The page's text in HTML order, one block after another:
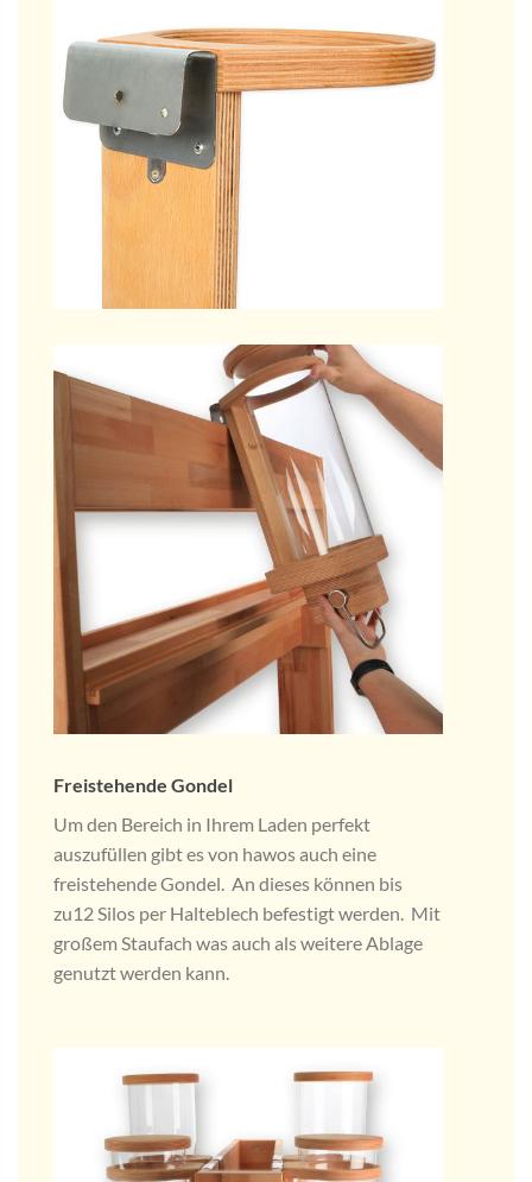
Freistehende Gondel
Um den Bereich in Ihrem Laden perfekt
auszufüllen gibt es von hawos auch eine
freistehende Gondel. An dieses können bis
zu12 Silos per Halteblech befestigt werden. Mit
großem Staufach was auch als weitere Ablage
genutzt werden kann.